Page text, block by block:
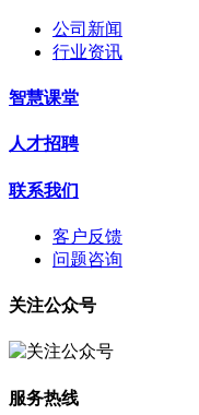
公司新闻
行业资讯
智慧课堂
人才招聘
联系我们
客户反馈
问题咨询
关注公众号
服务热线